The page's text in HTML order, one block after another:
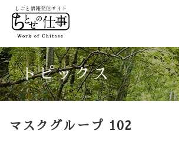
トピックス
マスクグループ 102